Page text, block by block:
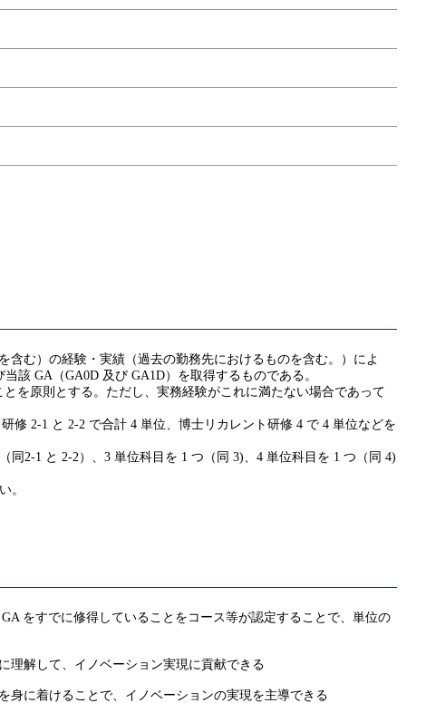
む）の経験・実績（過去の勤務先におけるものを含む。）によ
該 GA（GA0D 及び GA1D）を取得するものである。
を原則とする。ただし、実務経験がこれに満たない場合であって
修 2-1 と 2-2 で合計 4 単位、博士リカレント研修 4 で 4 単位などを
同2-1 と 2-2）、3 単位科目を 1 つ（同 3)、4 単位科目を 1 つ（同 4)
。
をすでに修得していることをコース等が認定することで、単位の
理解して、イノベーション実現に貢献できる
身に着けることで、イノベーションの実現を主導できる